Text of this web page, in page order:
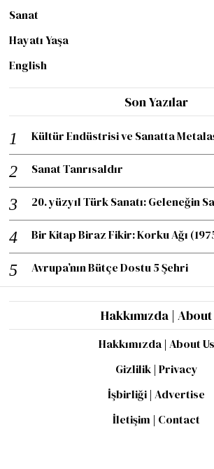
Sanat
Hayatı Yaşa
English
Son Yazılar
Kültür Endüstrisi ve Sanatta
Sanat Tanrısaldır
20. yüzyıl Türk Sanatı: Geleneğin
Bir Kitap Biraz Fikir: Korku Ağı
Avrupa’nın Bütçe Dostu 5 Şehri
Hakkımızda | About
Hakkımızda | About Us
Gizlilik | Privacy
İşbirliği | Advertise
İletişim | Contact